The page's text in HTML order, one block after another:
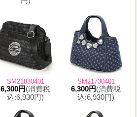
SM21830401
6,300円(消費税
込:6,930円)
SM21730401
6,300円(消費税
込:6,930円)